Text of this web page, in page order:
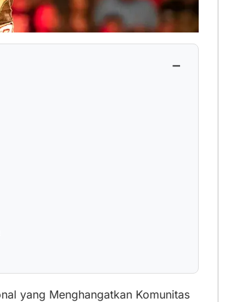
−
yang Menghangatkan Komunitas